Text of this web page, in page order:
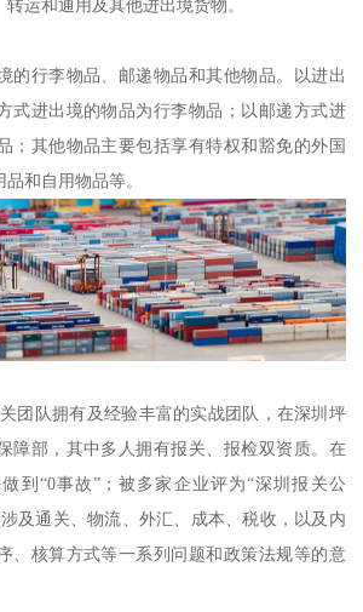
运和通用及其他进出境货物。
的行李物品、邮递物品和其他物品。以进出
式进出境的物品为行李物品；以邮递方式进
；其他物品主要包括享有特权和豁免的外国
和自用物品等。
团队拥有及经验丰富的实战团队，在深圳坪
障部，其中多人拥有报关、报检双资质。在
到“0事故”；被多家企业评为“深圳报关公
及通关、物流、外汇、成本、税收，以及内
、核算方式等一系列问题和政策法规等的意